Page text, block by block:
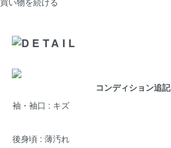
コンディション追記
袖・袖口 : キズ
後身頃 : 薄汚れ